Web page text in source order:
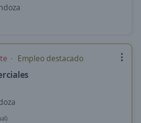
Empleo destacado